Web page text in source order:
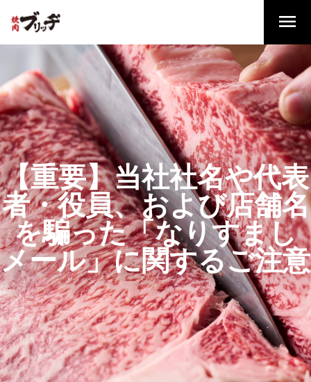
【重要】当社社名や代表
者・役員、および店舗名
を騙った「なりすまし
メール」に関するご注意